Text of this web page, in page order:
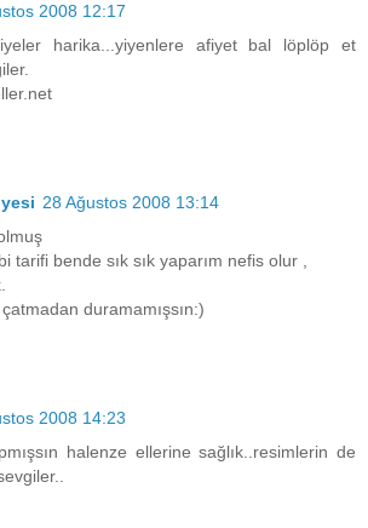
2008 12:17
harika...yiyenlere afiyet bal löplöp et
28 Ağustos 2008 13:14
tarifi bende sık sık yaparım nefis olur ,
duramamışsın:)
2008 14:23
halenze ellerine sağlık..resimlerin de